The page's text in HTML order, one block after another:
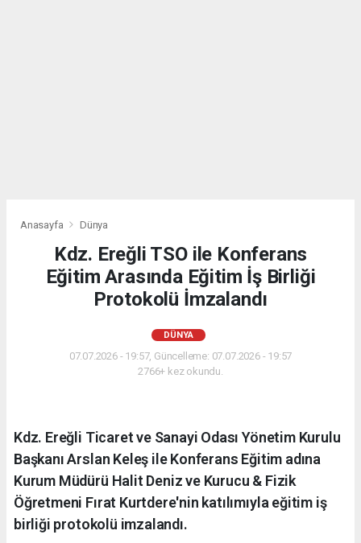
Anasayfa Dünya
Kdz. Ereğli TSO ile Konferans
Eğitim Arasında Eğitim İş Birliği
Protokolü İmzalandı
DÜNYA
07.07.2026 - 19:57, Güncelleme: 07.07.2026 - 19:57
2766+ kez okundu.
Kdz. Ereğli Ticaret ve Sanayi Odası Yönetim Kurulu
Başkanı Arslan Keleş ile Konferans Eğitim adına
Kurum Müdürü Halit Deniz ve Kurucu & Fizik
Öğretmeni Fırat Kurtdere'nin katılımıyla eğitim iş
birliği protokolü imzalandı.